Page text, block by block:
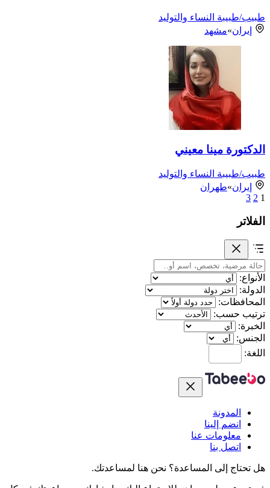
طبيب/طبيبة النساء والتوليد
إيران»مشهد
الدكتورة مينا معيني
طبيب/طبيبة النساء والتوليد
إيران»طهران
1
2
3
الفلاتر
الأنواع:
الدولة:
المحافظات:
ترتيب حسب:
الخبرة:
الجنس:
اللغة:
المدونة
انضم إلينا
معلومات عنا
اتصل بنا
هل تحتاج إلى المساعدة؟ نحن هنا لمساعدتك.